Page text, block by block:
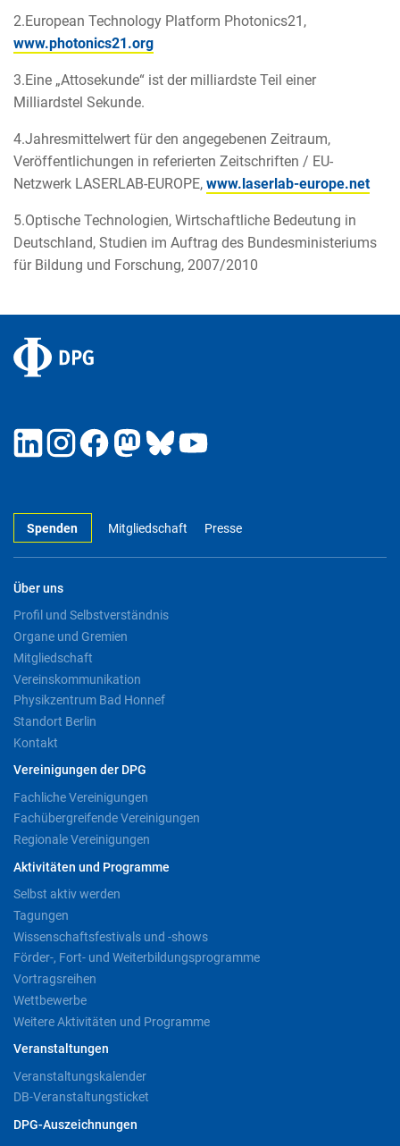
2.European Technology Platform Photonics21,
www.photonics21.org
3.Eine „Attosekunde“ ist der milliardste Teil einer
Milliardstel Sekunde.
4.Jahresmittelwert für den angegebenen Zeitraum,
Veröffentlichungen in referierten Zeitschriften / EU-
Netzwerk LASERLAB-EUROPE, www.laserlab-europe.net
5.Optische Technologien, Wirtschaftliche Bedeutung in
Deutschland, Studien im Auftrag des Bundesministeriums
für Bildung und Forschung, 2007/2010
Spenden Mitgliedschaft Presse
Über uns
Profil und Selbstverständnis
Organe und Gremien
Mitgliedschaft
Vereinskommunikation
Physikzentrum Bad Honnef
Standort Berlin
Kontakt
Vereinigungen der DPG
Fachliche Vereinigungen
Fachübergreifende Vereinigungen
Regionale Vereinigungen
Aktivitäten und Programme
Selbst aktiv werden
Tagungen
Wissenschaftsfestivals und -shows
Förder-, Fort- und Weiterbildungsprogramme
Vortragsreihen
Wettbewerbe
Weitere Aktivitäten und Programme
Veranstaltungen
Veranstaltungskalender
DB-Veranstaltungsticket
DPG-Auszeichnungen